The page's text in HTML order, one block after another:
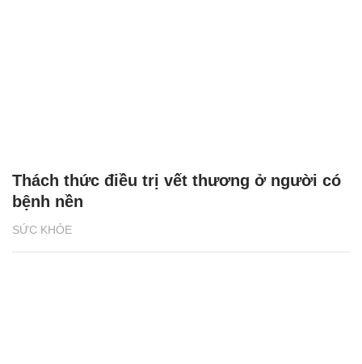
SỨC KHỎE
Thách thức điều trị vết thương ở người có
bệnh nền